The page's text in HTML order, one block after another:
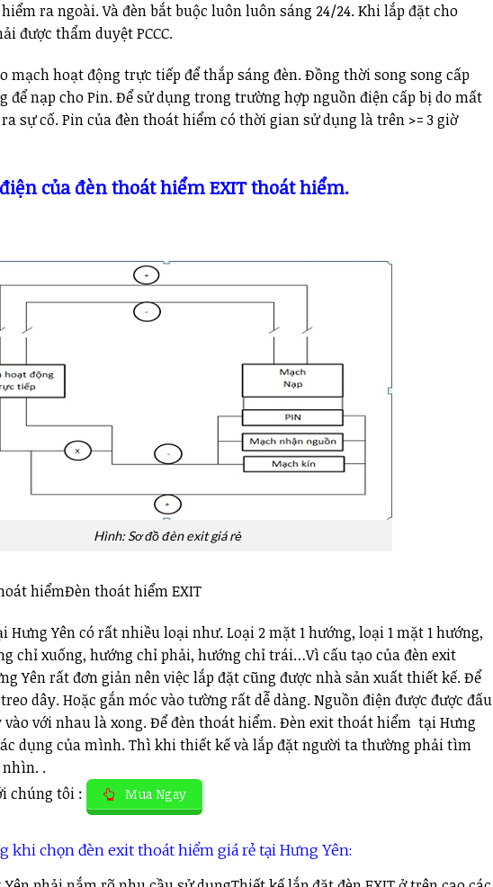
ra ngoài. Và đèn bắt buộc luôn luôn sáng 24/24. Khi lắp đặt cho
được thẩm duyệt PCCC.
mạch hoạt động trực tiếp để thắp sáng đèn. Đồng thời song song cấp
để nạp cho Pin. Để sử dụng trong trường hợp nguồn điện cấp bị do mất
sự cố. Pin của đèn thoát hiểm có thời gian sử dụng là trên >= 3 giờ
của đèn thoát hiểm EXIT thoát hiểm.
Hình: Sơ đồ đèn exit giá rẻ
hiểmĐèn thoát hiểm EXIT
Yên có rất nhiều loại như. Loại 2 mặt 1 hướng, loại 1 mặt 1 hướng,
chỉ xuống, hướng chỉ phải, hướng chỉ trái…Vì cấu tạo của đèn exit
Yên rất đơn giản nên việc lắp đặt cũng được nhà sản xuất thiết kế. Để
dây. Hoặc gắn móc vào tường rất dễ dàng. Nguồn điện được được đấu
vào với nhau là xong. Để đèn thoát hiểm. Đèn exit thoát hiểm tại Hưng
dụng của mình. Thì khi thiết kế và lắp đặt người ta thường phải tìm
.
chúng tôi :
Mua Ngay
khi chọn đèn exit thoát hiểm giá rẻ tại Hưng Yên: